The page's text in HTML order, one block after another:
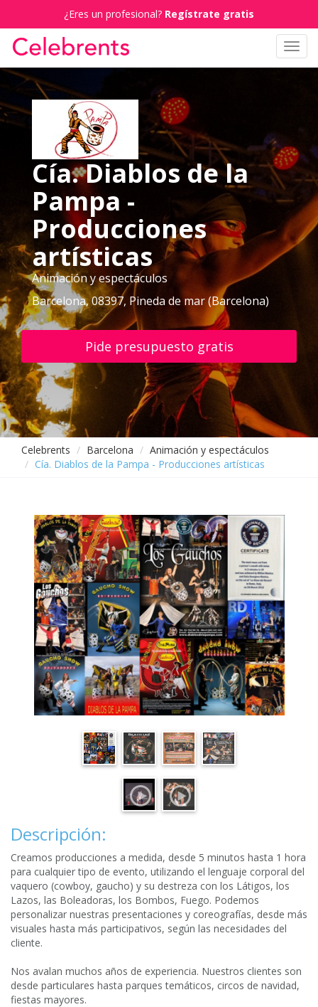
¿Eres un profesional? Regístrate gratis
Cía. Diablos de la
Pampa -
Producciones
artísticas
Animación y espectáculos
Barcelona, 08397, Pineda de mar (Barcelona)
Pide presupuesto gratis
Celebrents Barcelona
Animación y espectáculos
Cía. Diablos de la Pampa - Producciones artísticas
Descripción:
Creamos producciones a medida, desde 5 minutos hasta 1 hora
para cualquier tipo de evento, utilizando el lenguaje corporal del
vaquero (cowboy, gaucho) y su destreza con los Látigos, los
Lazos, las Boleadoras, los Bombos, Fuego. Podemos
personalizar nuestras presentaciones y coreografías, desde más
visuales hasta más participativos, según las necesidades del
cliente.
Nos avalan muchos años de experiencia. Nuestros clientes son
desde particulares hasta parques temáticos, circos de navidad,
fiestas mayores.